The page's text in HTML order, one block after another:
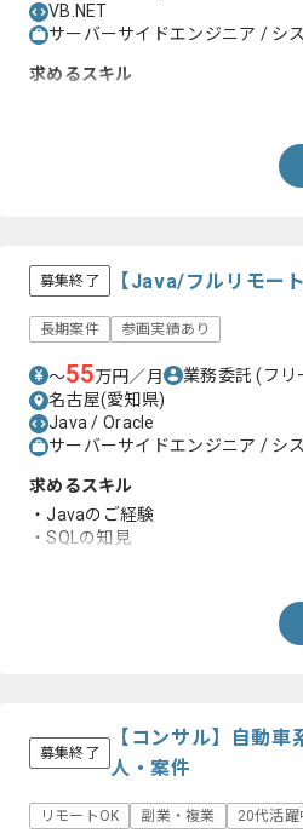
VB.NET
サーバーサイドエンジニア / シ
求めるスキル
募集終了 【Java/フルリモー
長期案件 参画実績あり
〜55万円／月 業務委託(フリ
名古屋(愛知県)
Java / Oracle
サーバーサイドエンジニア / シ
求めるスキル
・Javaのご経験
・SQLの知見
募集終了
【コンサル】自動車
人・案件
リモートOK 副業・複業 20代活躍